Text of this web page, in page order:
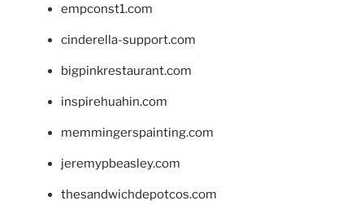
empconst1.com
cinderella-support.com
bigpinkrestaurant.com
inspirehuahin.com
memmingerspainting.com
jeremypbeasley.com
thesandwichdepotcos.com